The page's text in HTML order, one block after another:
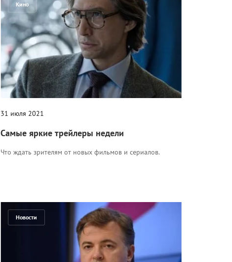
Кино
31 июля 2021
Самые яркие трейлеры недели
Что ждать зрителям от новых фильмов и сериалов.
Новости